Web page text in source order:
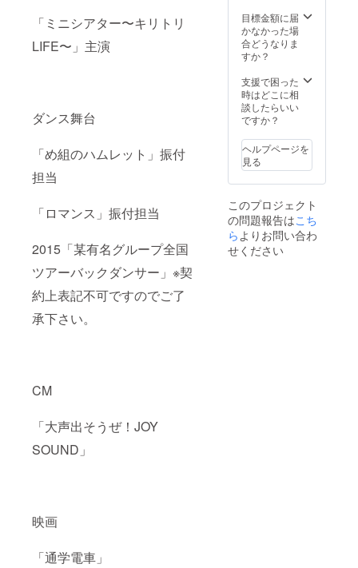
「ミニシアター〜キリトリ
LIFE〜」主演
ダンス舞台
「め組のハムレット」振付
担当
「ロマンス」振付担当
2015「某有名グループ全国
ツアーバックダンサー」※契
約上表記不可ですのでご了
承下さい。
CM
「大声出そうぜ！JOY
SOUND」
映画
「通学電車」
目標金額に届
かなかった場
合どうなりま
すか？
支援で困った
時はどこに相
談したらいい
ですか？
ヘルプページを
見る
このプロジェクト
の問題報告はこち
らよりお問い合わ
せください